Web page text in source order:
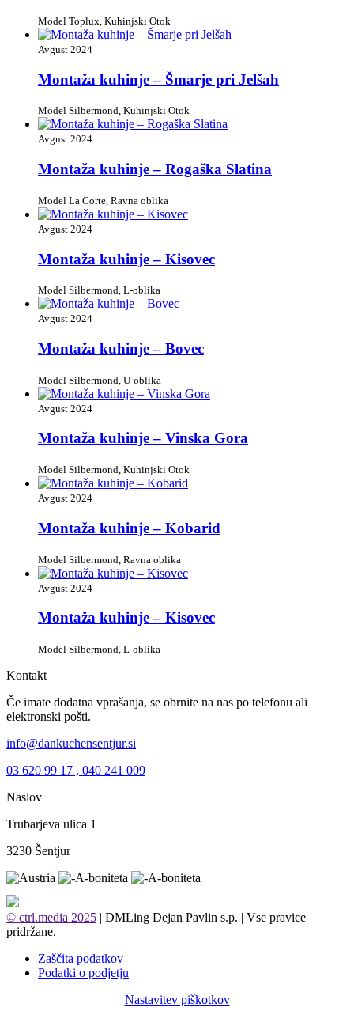
Model Toplux, Kuhinjski Otok
Avgust 2024
Montaža kuhinje – Šmarje pri Jelšah
Model Silbermond, Kuhinjski Otok
Avgust 2024
Montaža kuhinje – Rogaška Slatina
Model La Corte, Ravna oblika
Avgust 2024
Montaža kuhinje – Kisovec
Model Silbermond, L-oblika
Avgust 2024
Montaža kuhinje – Bovec
Model Silbermond, U-oblika
Avgust 2024
Montaža kuhinje – Vinska Gora
Model Silbermond, Kuhinjski Otok
Avgust 2024
Montaža kuhinje – Kobarid
Model Silbermond, Ravna oblika
Avgust 2024
Montaža kuhinje – Kisovec
Model Silbermond, L-oblika
Kontakt
Če imate dodatna vprašanja, se obrnite na nas po telefonu ali
elektronski pošti.
info@dankuchensentjur.si
03 620 99 17 , 040 241 009
Naslov
Trubarjeva ulica 1
3230 Šentjur
© ctrl.media 2025 | DMLing Dejan Pavlin s.p. | Vse pravice
pridržane.
Zaščita podatkov
Podatki o podjetju
Nastavitev piškotkov